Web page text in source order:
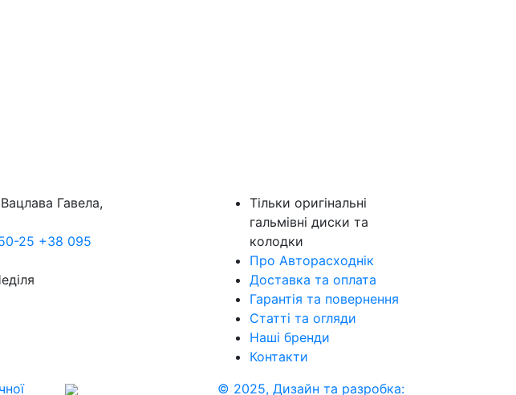
Гавела,
25 +38 095
Тільки оригінальні
гальмівні диски та
колодки
Про Авторасходнік
Доставка та оплата
Гарантія та повернення
Статті та огляди
Наші бренди
Контакти
© 2025, Дизайн та разробка: